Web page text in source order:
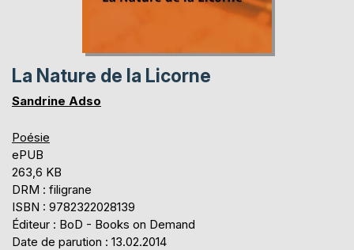
La Nature de la Licorne
Sandrine Adso
Poésie
ePUB
263,6 KB
DRM : filigrane
ISBN : 9782322028139
Éditeur : BoD - Books on Demand
Date de parution : 13.02.2014